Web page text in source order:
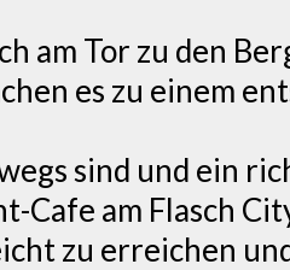
am Tor zu den
es zu einem
sind und ein
Cafe am Flasch
zu erreichen